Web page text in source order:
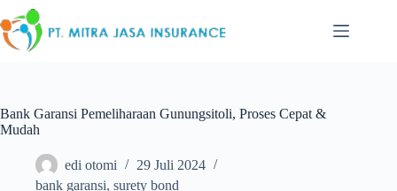
to
content
Bank Garansi Pemeliharaan Gunungsitoli, Proses Cepat &
Mudah
edi otomi
29 Juli 2024
bank garansi, surety bond